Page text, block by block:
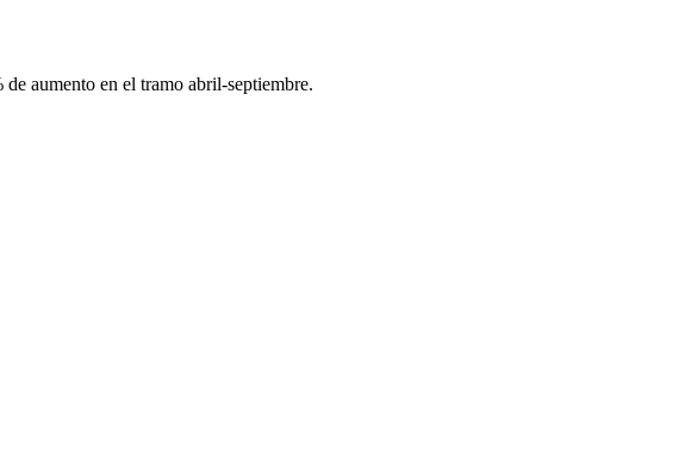
aumento en el tramo abril-septiembre.